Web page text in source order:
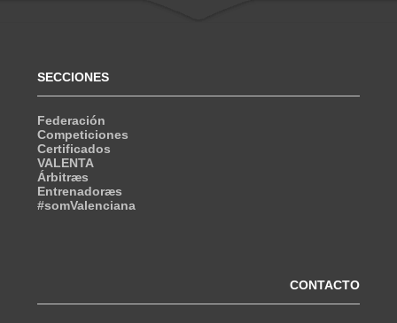
SECCIONES
Federación
Competiciones
Certificados
VALENTA
Árbitræs
Entrenadoræs
#somValenciana
CONTACTO